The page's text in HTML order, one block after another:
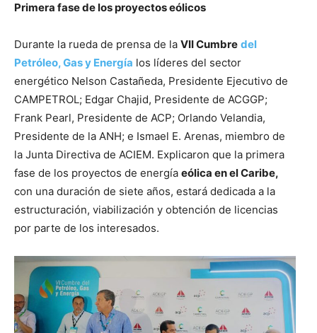
Primera fase de los proyectos eólicos
Durante la rueda de prensa de la VII Cumbre del
Petróleo, Gas y Energía los líderes del sector
energético Nelson Castañeda, Presidente Ejecutivo de
CAMPETROL; Edgar Chajid, Presidente de ACGGP;
Frank Pearl, Presidente de ACP; Orlando Velandia,
Presidente de la ANH; e Ismael E. Arenas, miembro de
la Junta Directiva de ACIEM. Explicaron que la primera
fase de los proyectos de energía eólica en el Caribe,
con una duración de siete años, estará dedicada a la
estructuración, viabilización y obtención de licencias
por parte de los interesados.